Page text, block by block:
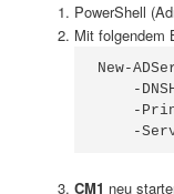
PowerShell
Mit folgendem
New-
-
-
-
CM1 neu